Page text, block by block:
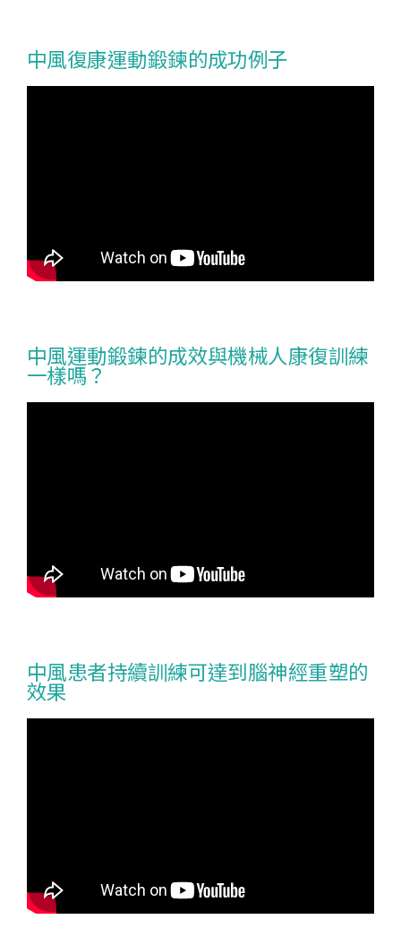
中風復康運動鍛鍊的成功例子
中風運動鍛鍊的成效與機械人康復訓練
一樣嗎？
中風患者持續訓練可達到腦神經重塑的
效果